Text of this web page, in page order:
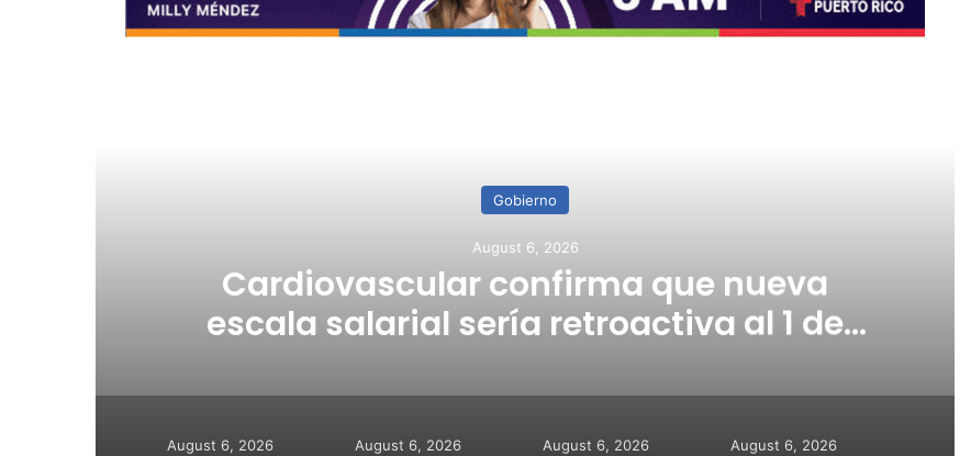
Gobierno
August 6, 2026
Cardiovascular confirma que nueva
escala salarial sería retroactiva al 1 de
August 6, 2026 August 6, 2026 August 6, 2026 August 6, 2026